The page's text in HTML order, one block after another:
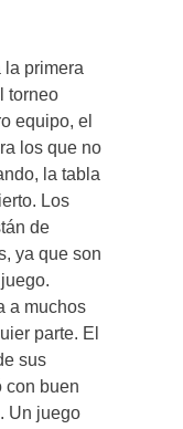
la primera
torneo
equipo, el
los que no
la tabla
Los
de
ya que son
a muchos
parte. El
sus
con buen
Un juego